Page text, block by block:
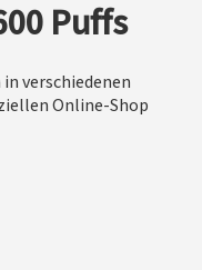
Puffs
verschiedenen
Online-Shop